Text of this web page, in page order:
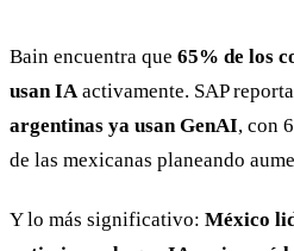
Bain encuentra que 65% de los
usan IAactivamente. SAP
argentinas ya usan GenAI, con
de las mexicanas planeando
Y lo más significativo: México